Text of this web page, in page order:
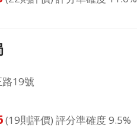
19號
(19則評價) 評分準確度 9.5%